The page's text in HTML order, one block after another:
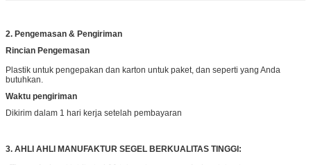
2. Pengemasan & Pengiriman
Rincian Pengemasan
Plastik untuk pengepakan dan karton untuk paket, dan seperti yang Anda
butuhkan.
Waktu pengiriman
Dikirim dalam 1 hari kerja setelah pembayaran
3. AHLI AHLI MANUFAKTUR SEGEL BERKUALITAS TINGGI: